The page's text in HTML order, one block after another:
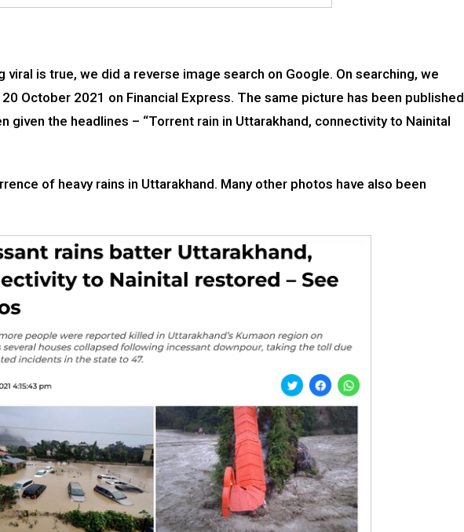
is true, we did a reverse image search on Google. On searching, we
October 2021 on Financial Express. The same picture has been published
given the headlines – “Torrent rain in Uttarakhand, connectivity to Nainital
of heavy rains in Uttarakhand. Many other photos have also been